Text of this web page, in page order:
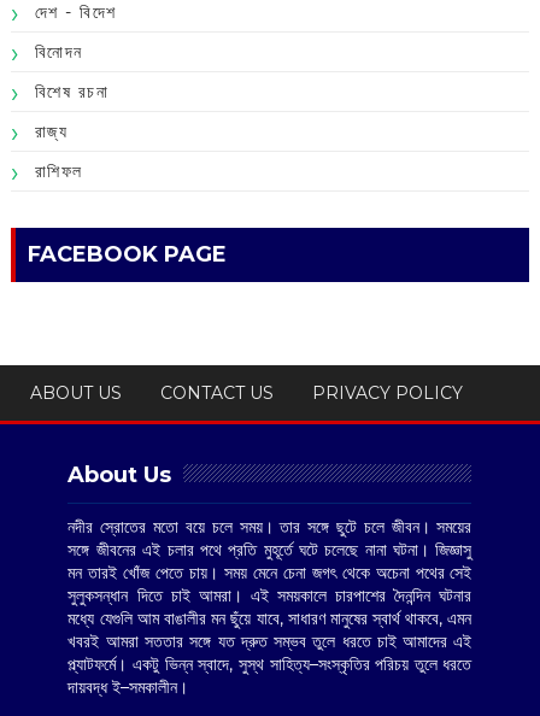
দেশ - বিদেশ
বিনোদন
বিশেষ রচনা
রাজ্য
রাশিফল
FACEBOOK PAGE
ABOUT US CONTACT US PRIVACY POLICY
About Us
নদীর স্রোতের মতো বয়ে চলে সময়। তার সঙ্গে ছুটে চলে জীবন। সময়ের
সঙ্গে জীবনের এই চলার পথে প্রতি মুহূর্তে ঘটে চলেছে নানা ঘটনা। জিজ্ঞাসু
মন তারই খোঁজ পেতে চায়। সময় মেনে চেনা জগৎ থেকে অচেনা পথের সেই
সুলুকসন্ধান দিতে চাই আমরা। এই সময়কালে চারপাশের দৈনন্দিন ঘটনার
মধ্যে যেগুলি আম বাঙালীর মন ছুঁয়ে যাবে, সাধারণ মানুষের স্বার্থ থাকবে, এমন
খবরই আমরা সততার সঙ্গে যত দ্রুত সম্ভব তুলে ধরতে চাই আমাদের এই
প্ল্যাটফর্মে। একটু ভিন্ন স্বাদে, সুস্থ সাহিত্য–সংস্কৃতির পরিচয় তুলে ধরতে
দায়বদ্ধ ই–সমকালীন।